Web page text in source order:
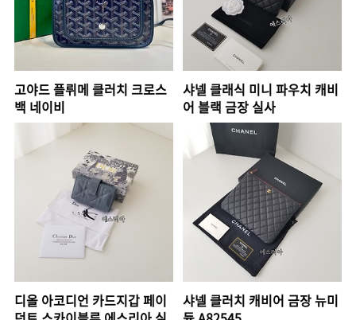
고야드 플뤼메 클러치 크로스
백 네이비
샤넬 클래식 미니 파우치 캐비
어 블랙 금장 실사
디올 아코디언 카드지갑 페이
샤넬 클러치 캐비어 금장 뉴미